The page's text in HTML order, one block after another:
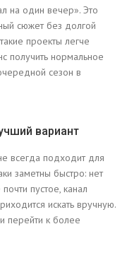
на один вечер». Это
сюжет без долгой
проекты легче
получить нормальное
сезон в
вариант
всегда подходит для
заметны быстро: нет
пустое, канал
искать вручную.
перейти к более